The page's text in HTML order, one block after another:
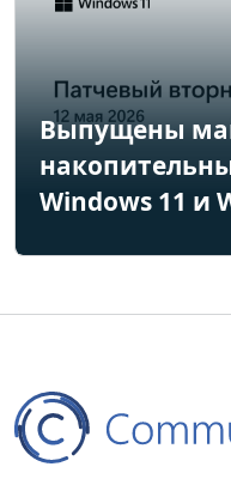
Выпущены
Windows 11 и